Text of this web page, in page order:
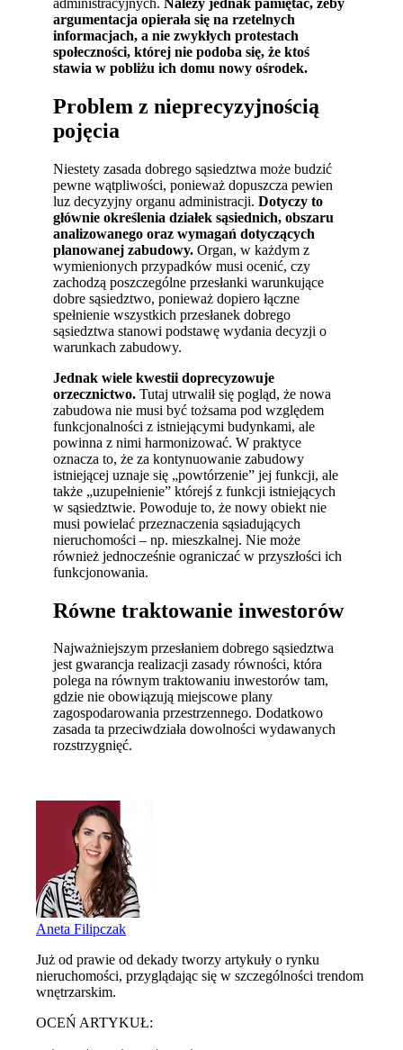
argumentacja opierała się na rzetelnych
informacjach, a nie zwykłych protestach
społeczności, której nie podoba się, że ktoś
stawia w pobliżu ich domu nowy ośrodek.
Problem z nieprecyzyjnością
pojęcia
Niestety zasada dobrego sąsiedztwa może budzić
pewne wątpliwości, ponieważ dopuszcza pewien
luz decyzyjny organu administracji.Dotyczy to
głównie określenia działek sąsiednich, obszaru
analizowanego oraz wymagań dotyczących
planowanej zabudowy. Organ, w każdym z
wymienionych przypadków musi ocenić, czy
zachodzą poszczególne przesłanki warunkujące
dobre sąsiedztwo, ponieważ dopiero łączne
spełnienie wszystkich przesłanek dobrego
sąsiedztwa stanowi podstawę wydania decyzji o
warunkach zabudowy.
Jednak wiele kwestii doprecyzowuje
orzecznictwo. Tutaj utrwalił się pogląd, że nowa
zabudowa nie musi być tożsama pod względem
funkcjonalności z istniejącymi budynkami, ale
powinna z nimi harmonizować. W praktyce
oznacza to, że za kontynuowanie zabudowy
istniejącej uznaje się „powtórzenie” jej funkcji, ale
także „uzupełnienie” którejś z funkcji istniejących
w sąsiedztwie. Powoduje to, że nowy obiekt nie
musi powielać przeznaczenia sąsiadujących
nieruchomości – np. mieszkalnej. Nie może
również jednocześnie ograniczać w przyszłości ich
funkcjonowania.
Równe traktowanie inwestorów
Najważniejszym przesłaniem dobrego sąsiedztwa
jest gwarancja realizacji zasady równości, która
polega na równym traktowaniu inwestorów tam,
gdzie nie obowiązują miejscowe plany
zagospodarowania przestrzennego. Dodatkowo
zasada ta przeciwdziała dowolności wydawanych
rozstrzygnięć.
Aneta Filipczak
Już od prawie od dekady tworzy artykuły o rynku
nieruchomości, przyglądając się w szczególności trendom
wnętrzarskim.
OCEŃ ARTYKUŁ: